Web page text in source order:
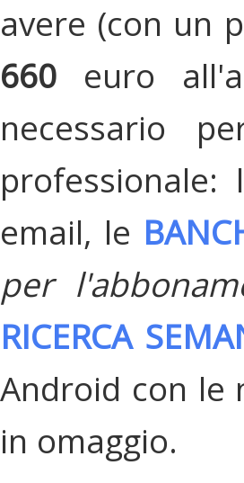
avere (con un
660 euro
necessario
professionale:
email, le
per
RICERCA
Android con
in omaggio.